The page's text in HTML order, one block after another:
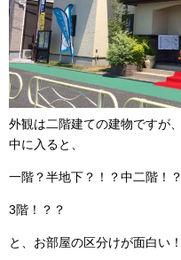
外観は二階建ての建物ですが、
中に入ると、
一階？半地下？！？中二階！？
3階！？？
と、お部屋の区分けが面白い！